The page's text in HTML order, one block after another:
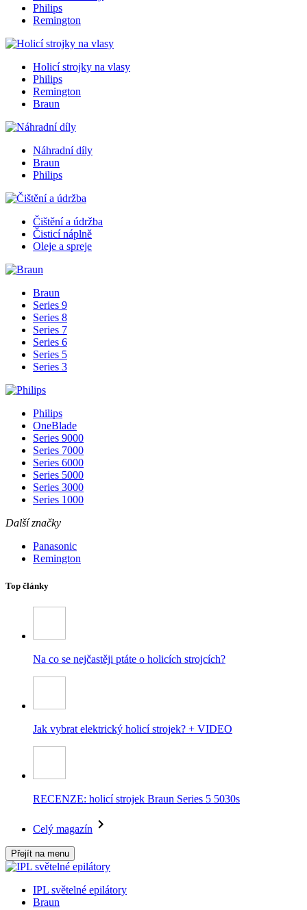
Philips
Remington
Holicí strojky na vlasy
Philips
Remington
Braun
Náhradní díly
Braun
Philips
Čištění a údržba
Čisticí náplně
Oleje a spreje
Braun
Series 9
Series 8
Series 7
Series 6
Series 5
Series 3
Philips
OneBlade
Series 9000
Series 7000
Series 6000
Series 5000
Series 3000
Series 1000
Další značky
Panasonic
Remington
Top články
Na co se nejčastěji ptáte o holicích strojcích?
Jak vybrat elektrický holicí strojek? + VIDEO
RECENZE: holicí strojek Braun Series 5 5030s
Celý magazín
Přejít na menu
IPL světelné epilátory
Braun